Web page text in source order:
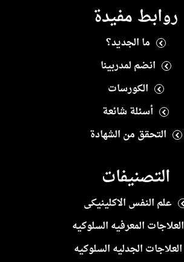
روابط مفيدة
ما الجديد؟
انضم لمدربينا
الكورسات
أسئلة شائعة
التحقق من الشهادة
التصنيفات
علم النفس الاكلينيكى
العلاجات المعرفيه السلوكيه
العلاجات الجدليه السلوكيه